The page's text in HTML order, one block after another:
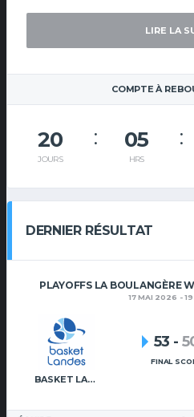
LIRE LA
COMPTE À
20
JOURS
05
HRS
DERNIER RÉSULTAT
PLAYOFFS LA BOULANGÈRE
17 MAI 2026 -
BASKET LANDES
53 -
FINAL